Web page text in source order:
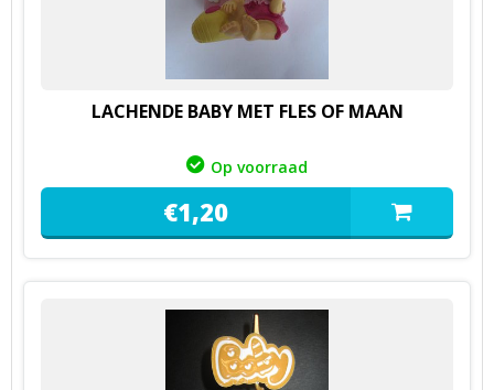
LACHENDE BABY MET FLES OF MAAN
Op voorraad
€1,20